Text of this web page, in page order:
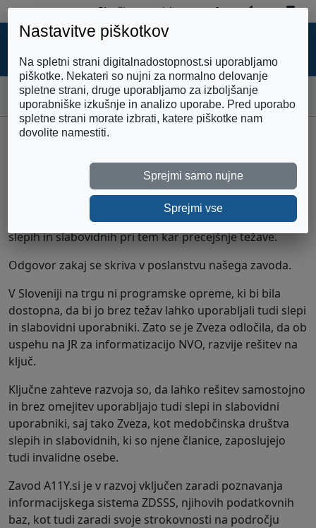
Nastavitve piškotkov
Na spletni strani digitalnadostopnost.si uporabljamo
piškotke. Nekateri so nujni za normalno delovanje
spletne strani, druge uporabljamo za izboljšanje
uporabniške izkušnje in analizo uporabe. Pred uporabo
spletne strani morate izbrati, katere piškotke nam
dovolite namestiti.
Sprejmi samo nujne
Sprejmi vse
Skoči na vsebino Zemljevid strani
Preklopi
DIGITALNA
DOSTOPNOST
Domov Razvoj poslovnega IS
Razvoj poslovnega IS
V času, ko lahko večina organizacij na trgu brez težav
kupi informacijski sistem, s katerim lahko pokrije
ključne funkcije svojega poslovanja, ima Zveza društev
slepih in slabovidnih pri tem kar precejšnje težave.
Odgovor zakaj se skriva v poslanstvu našega zavoda.
V Sloveniji na trgu ni programske opreme, ki bi bila
dostopna, da bi jo brez težav lahko uporabljali tudi slepi
in slabovidni uporabniki. Zato se je Zveza odločila, da ob
uspehu na JR za informatizacijo NVO, razvije rešitev na
ključ.
Ključne zahteve razvoja so, da lahko rešitev samostojno
in brez omejitev uporabljajo tudi slepi in slabovidni
uporabniki, saj tako Zveza, kot medobčinska društva
slepih in slabovidnih, ki so njene članice, zaposlujejo
tudi invalidne osebe.
Zavod A11Y.si je v razvoj vključen zaradi poznavanja
informacijskega sistema ZDSSS, njihovih podatkovnih
baz, kot tudi zaradi svoje strokovnosti na področju